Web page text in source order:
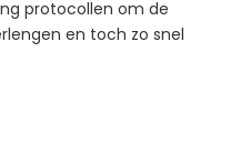
protocollen om de
en toch zo snel